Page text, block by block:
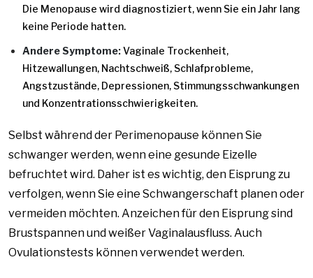
Die Menopause wird diagnostiziert, wenn Sie ein Jahr lang
keine Periode hatten.
Andere Symptome:Vaginale Trockenheit,
Hitzewallungen, Nachtschweiß, Schlafprobleme,
Angstzustände, Depressionen, Stimmungsschwankungen
und Konzentrationsschwierigkeiten.
Selbst während der Perimenopause können Sie
schwanger werden, wenn eine gesunde Eizelle
befruchtet wird. Daher ist es wichtig, den Eisprung zu
verfolgen, wenn Sie eine Schwangerschaft planen oder
vermeiden möchten. Anzeichen für den Eisprung sind
Brustspannen und weißer Vaginalausfluss. Auch
Ovulationstests können verwendet werden.